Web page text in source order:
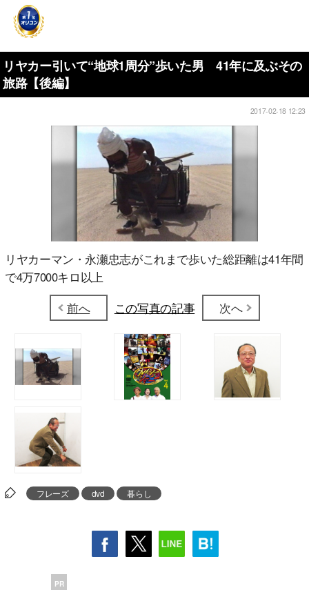
リヤカー引いて“地球1周分”歩いた男 41年に及ぶその
旅路【後編】
2017-02-18 12:23
リヤカーマン・永瀬忠志がこれまで歩いた総距離は41年間
で4万7000キロ以上
前へ
この写真の記事 次へ
フレーズ dvd 暮らし
PR